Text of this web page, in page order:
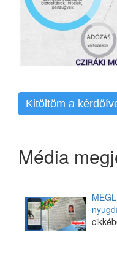
Kitöltöm a
Média